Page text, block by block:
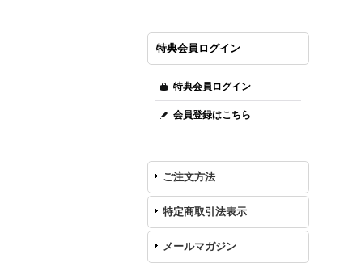
特典会員ログイン
特典会員ログイン
会員登録はこちら
ご注文方法
特定商取引法表示
メールマガジン